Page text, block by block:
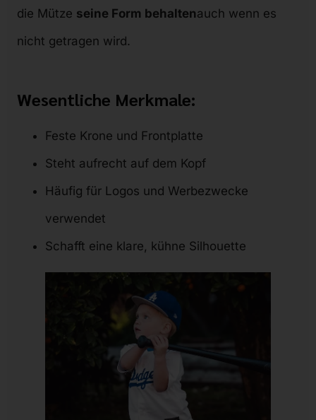
die Mütze seine Form behaltenauch wenn es
nicht getragen wird.
Wesentliche Merkmale:
Feste Krone und Frontplatte
Steht aufrecht auf dem Kopf
Häufig für Logos und Werbezwecke
verwendet
Schafft eine klare, kühne Silhouette